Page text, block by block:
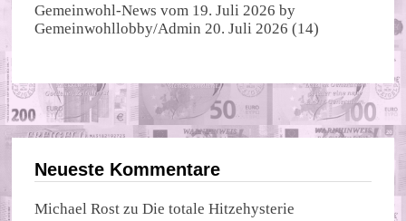
Gemeinwohl-News vom 19. Juli 2026 by
Gemeinwohllobby/Admin 20. Juli 2026 (14)
Neueste Kommentare
Michael Rost zuDie totale Hitzehysterie